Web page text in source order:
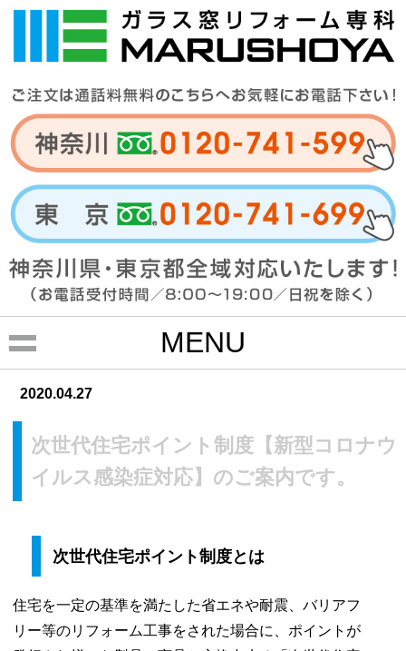
MENU
2020.04.27
次世代住宅ポイント制度【新型コロナウ
イルス感染症対応】のご案内です。
次世代住宅ポイント制度とは
住宅を一定の基準を満たした省エネや耐震、バリアフ
リー等のリフォーム工事をされた場合に、ポイントが